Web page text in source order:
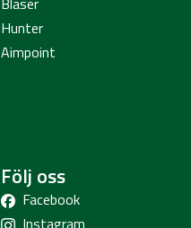
Hunter
Aimpoint
Följ oss
Facebook
Instagram